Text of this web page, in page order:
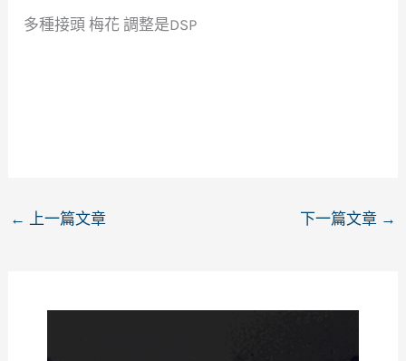
多種接頭 梅花 調整是DSP
← 上一篇文章 下一篇文章 →